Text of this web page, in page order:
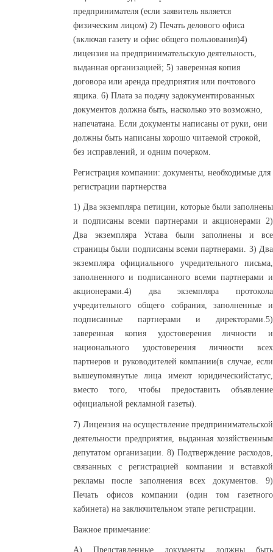
предпринимателя (если заявитель является
физическим лицом) 2) Печать делового офиса
(включая газету и офис общего пользования)4)
лицензия на предпринимательскую деятельность,
выданная организацией; 5) заверенная копия
договора или аренда предприятия или почтового
ящика. 6) Плата за подачу задокументированных
документов должна быть, насколько это возможно,
напечатана. Если документы написаны от руки, они
должны быть написаны хорошо читаемой строкой,
без исправлений, и одним почерком.
Регистрация компании: документы, необходимые для
регистрации партнерства
1) Два экземпляра петиции, которые были заполнены
и подписаны всеми партнерами и акционерами 2)
Два экземпляра Устава были заполнены и все
страницы были подписаны всеми партнерами. 3) Два
экземпляра официального учредительного письма,
заполненного и подписанного всеми партнерами и
акционерами.4) два экземпляра протокола
учредительного общего собрания, заполненные и
подписанные партнерами и директорами.5)
заверенная копия удостоверения личности и
национального удостоверения личности всех
партнеров и руководителей компании(в случае, если
вышеупомянутые лица имеют юридическийстатус,
вместо того, чтобы предоставить объявление
официальной рекламной газеты).
7) Лицензия на осуществление предпринимательской
деятельности предприятия, выданная хозяйственным
депутатом организации. 8) Подтверждение расходов,
связанных с регистрацией компании и вставкой
рекламы после заполнения всех документов. 9)
Печать офисов компании (один том газетного
кабинета) на заключительном этапе регистрации.
Важное примечание:
А) Представленные документы должны быть